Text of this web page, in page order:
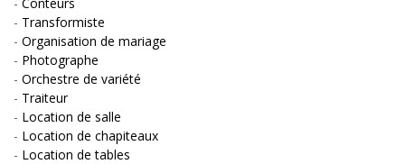
- Transformiste
- Organisation de mariage
- Photographe
- Orchestre de variété
- Traiteur
- Location de salle
- Location de chapiteaux
- Location de tables